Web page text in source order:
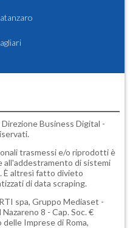
Business Digital -
trasmessi e/o riprodotti è
all'addestramento di sistemi
È altresì fatto divieto
di data scraping.
RTI spa, Gruppo Mediaset -
8 - Cap. Soc. €
Imprese di Roma,